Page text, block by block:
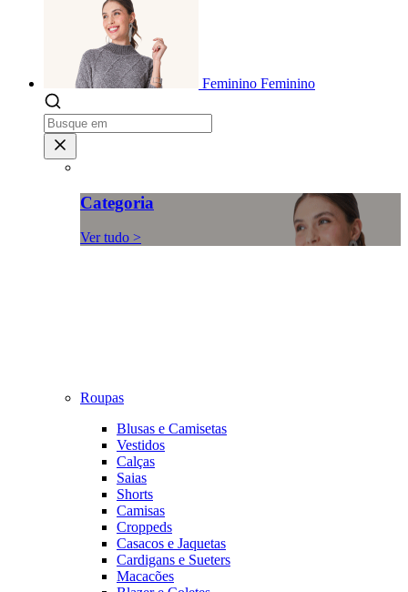
Feminino Feminino
Categoria
Ver tudo >
Roupas
Blusas e Camisetas
Vestidos
Calças
Saias
Shorts
Camisas
Croppeds
Casacos e Jaquetas
Cardigans e Sueters
Macacões